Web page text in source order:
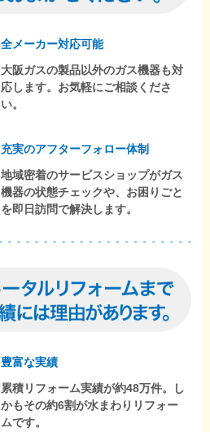
全メーカー対応可能
大阪ガスの製品以外のガス機器も対
応します。お気軽にご相談くださ
い。
充実のアフターフォロー体制
地域密着のサービスショップがガス
機器の状態チェックや、お困りごと
を即日訪問で解決します。
豊富な実績
累積リフォーム実績が約48万件。し
かもその約6割が水まわりリフォー
ムです。